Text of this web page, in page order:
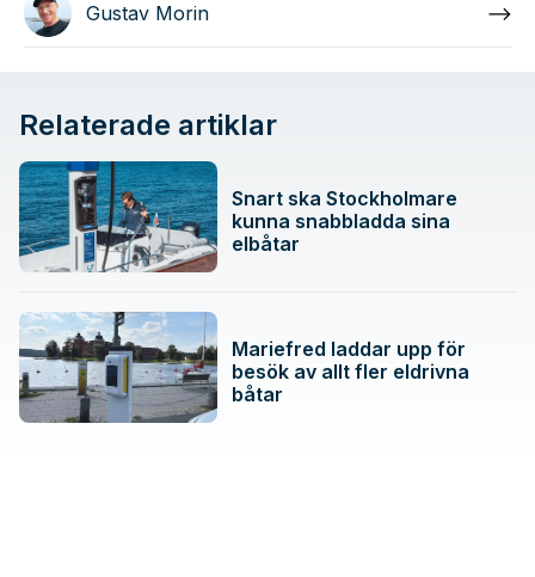
Gustav Morin
Relaterade artiklar
Snart ska Stockholmare
kunna snabbladda sina
elbåtar
Mariefred laddar upp för
besök av allt fler eldrivna
båtar